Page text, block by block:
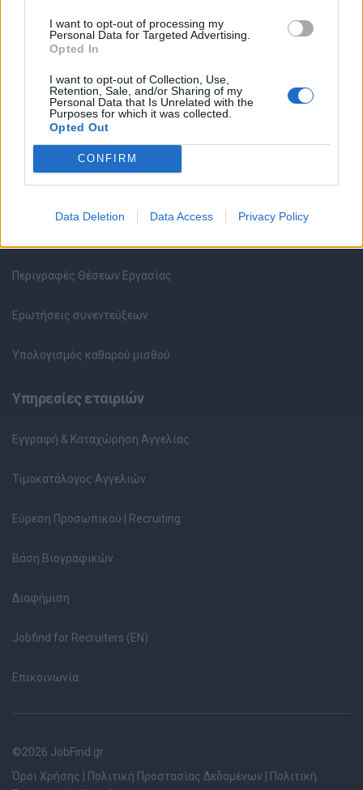
I want to opt-out of processing my
Personal Data for Targeted Advertising.
Opted In
I want to opt-out of Collection, Use,
Retention, Sale, and/or Sharing of my
Personal Data that Is Unrelated with the
Purposes for which it was collected.
Opted Out
CONFIRM
Data Deletion Data Access Privacy Policy
Θέσεις Εργασίας ανά Εταιρεία
Υπηρεσίες υποψηφίων
Καταχώρηση Online Βιογραφικού
Περιγραφές Θέσεων Εργασίας
Ερωτήσεις συνεντεύξεων
Υπολογισμός καθαρού μισθού
Υπηρεσίες εταιριών
Εγγραφή & Καταχώρηση Αγγελίας
Τιμοκατάλογος Αγγελιών
Εύρεση Προσωπικού | Recruiting
Βάση Βιογραφικών
Διαφήμιση
Jobfind for Recruiters (EN)
Επικοινωνία
©2026 JobFind.gr
Όροι Χρήσης
Πολιτική Προστασίας Δεδομένων
Πολιτική